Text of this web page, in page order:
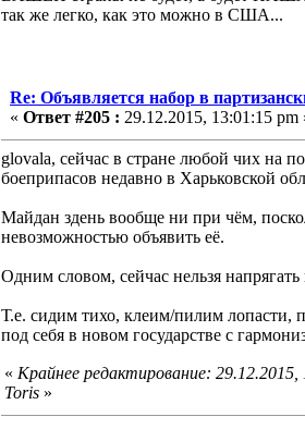
так же легко, как это можно в США...
Re: Объявляется набор в
« Ответ #205 : 29.12.2015, 13:01:15 pm
glovala, сейчас в стране любой чих на
боеприпасов недавно в Харьковской
Майдан здень вообще ни при чём,
невозможностью объявить её.
Одним словом, сейчас нельзя
Т.е. сидим тихо, клеим/пилим лопасти,
под себя в новом государстве с
« Крайнее редактирование:
Toris »